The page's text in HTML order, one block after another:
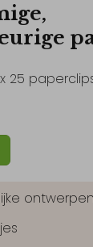
x 25
ontwerpen